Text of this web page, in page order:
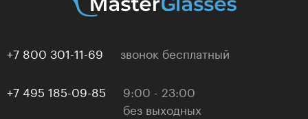
+7 800 301-11-69 звонок бесплатный
+7 495 185-09-85
9:00 - 23:00
без выходных